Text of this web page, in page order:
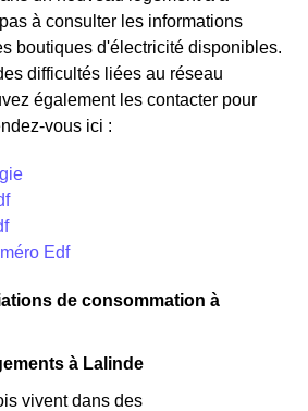
à consulter les informations
boutiques d'électricité disponibles.
difficultés liées au réseau
également les contacter pour
vous ici :
Edf
de consommation à
à Lalinde
vivent dans des